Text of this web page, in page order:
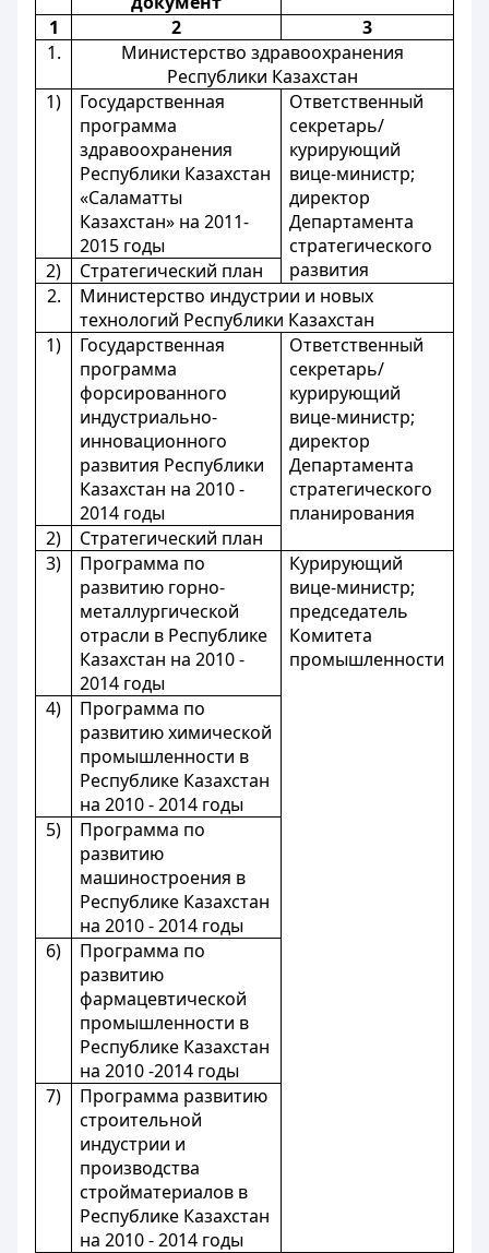
1 2
3
1.
Министерство здравоохранения
Республики Казахстан
1)
Государственная
программа
здравоохранения
Республики Казахстан
«Саламатты
Казахстан» на 2011-
2015 годы
Ответственный
секретарь/
курирующий
вице-министр;
директор
Департамента
стратегического
развития
2)
Стратегический план
2.
Министерство индустрии и новых
технологий Республики Казахстан
1)
Государственная
программа
форсированного
индустриально-
инновационного
развития Республики
Казахстан на 2010 -
2014 годы
Ответственный
секретарь/
курирующий
вице-министр;
директор
Департамента
стратегического
планирования
2)
Стратегический план
3)
Программа по
развитию горно-
металлургической
отрасли в Республике
Казахстан на 2010 -
2014 годы
Курирующий
вице-министр;
председатель
Комитета
промышленности
4)
Программа по
развитию химической
промышленности в
Республике Казахстан
на 2010 - 2014 годы
5)
Программа по
развитию
машиностроения в
Республике Казахстан
на 2010 - 2014 годы
6)
Программа по
развитию
фармацевтической
промышленности в
Республике Казахстан
на 2010 -2014 годы
7)
Программа развитию
строительной
индустрии и
производства
стройматериалов в
Республике Казахстан
на 2010 - 2014 годы